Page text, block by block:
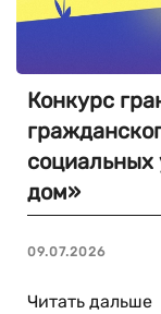
Конкурс
дом»
09.07.2026
Читать дальше